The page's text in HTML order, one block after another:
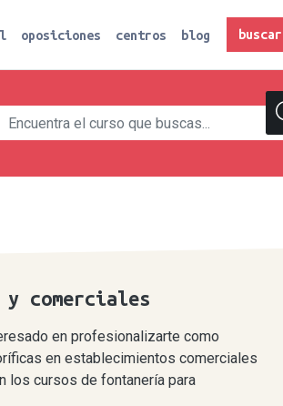
oposiciones centros blog buscar
comerciales
en profesionalizarte como
en establecimientos comerciales
los cursos de fontanería para